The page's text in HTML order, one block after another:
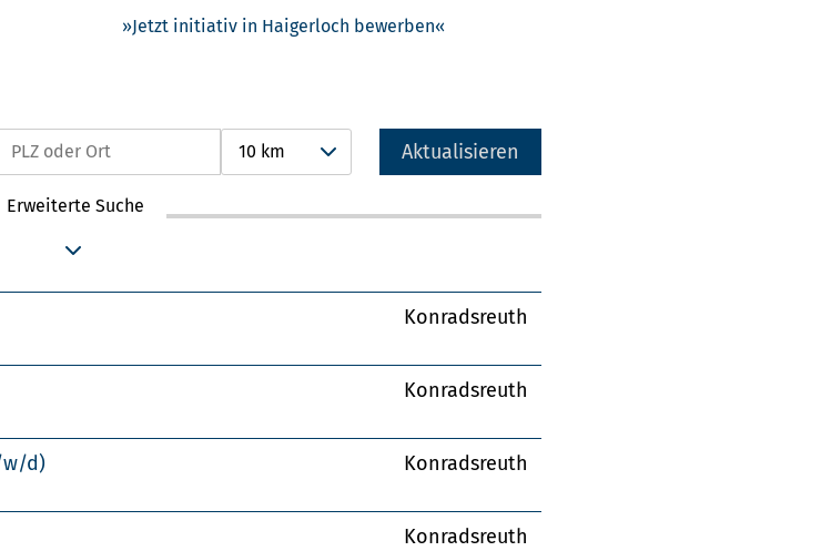
Jetzt initiativ in Haigerloch bewerben
10 km Aktualisieren
Erweiterte Suche
Konradsreuth
Konradsreuth
w/d) Konradsreuth
Konradsreuth